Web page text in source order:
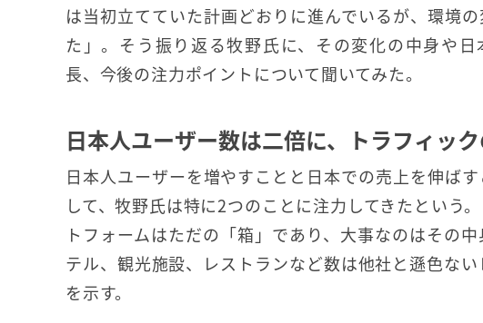
は当初立てていた計画どおりに進んでいるが、環境
た」。そう振り返る牧野氏に、その変化の中身や日
長、今後の注力ポイントについて聞いてみた。
日本人ユーザー数は二倍に、トラフィッ
日本人ユーザーを増やすことと日本での売上を伸ば
して、牧野氏は特に2つのことに注力してきたという
トフォームはただの「箱」であり、大事なのはその
テル、観光施設、レストランなど数は他社と遜色な
を示す。